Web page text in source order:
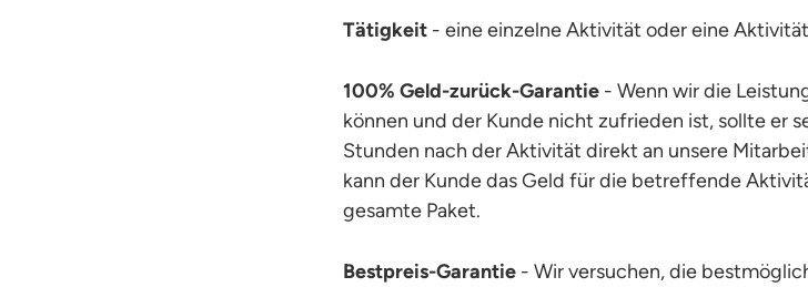
Tätigkeit- eine einzelne Aktivität oder eine
100% Geld-zurück-Garantie- Wenn wir die
können und der Kunde nicht zufrieden ist, sollte er
Stunden nach der Aktivität direkt an unsere
kann der Kunde das Geld für die betreffende
gesamte Paket.
Bestpreis-Garantie- Wir versuchen, die